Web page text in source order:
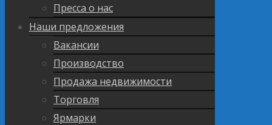
Пресса о нас
Наши предложения
Вакансии
Производство
Продажа недвижимости
Торговля
Ярмарки